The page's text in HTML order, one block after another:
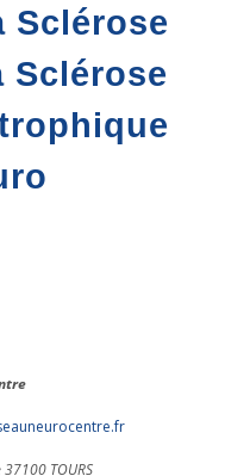
Sclérose
Sclérose
TOURS